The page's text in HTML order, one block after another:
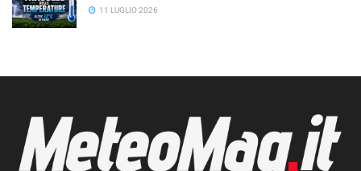
11 LUGLIO 2026